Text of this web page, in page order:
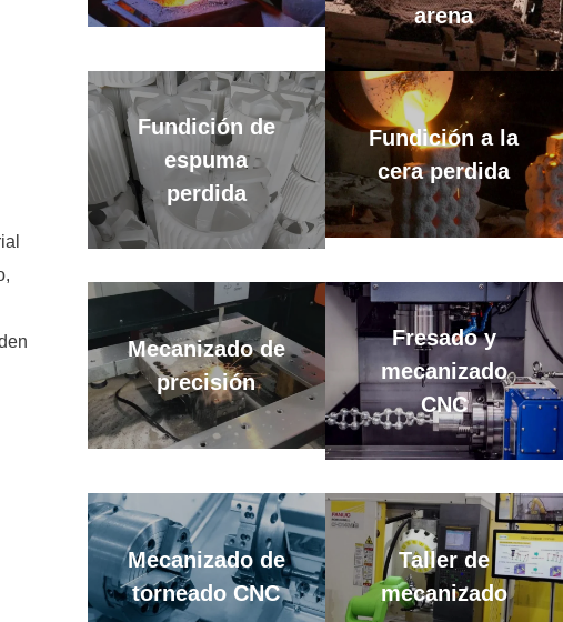
arena
Fundición de
espuma
perdida
Fundición a la
cera perdida
Mecanizado de
precisión
Fresado y
mecanizado
CNC
Mecanizado de
torneado CNC
Taller de
mecanizado